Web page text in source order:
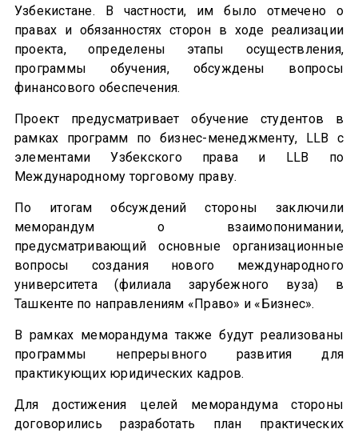
Узбекистане. В частности, им было отмечено о
правах и обязанностях сторон в ходе реализации
проекта, определены этапы осуществления,
программы обучения, обсуждены вопросы
финансового обеспечения.
Проект предусматривает обучение студентов в
рамках программ по бизнес-менеджменту, LLB с
элементами Узбекского права и LLB по
Международному торговому праву.
По итогам обсуждений стороны заключили
меморандум о взаимопонимании,
предусматривающий основные организационные
вопросы создания нового международного
университета (филиала зарубежного вуза) в
Ташкенте по направлениям «Право» и «Бизнес».
В рамках меморандума также будут реализованы
программы непрерывного развития для
практикующих юридических кадров.
Для достижения целей меморандума стороны
договорились разработать план практических